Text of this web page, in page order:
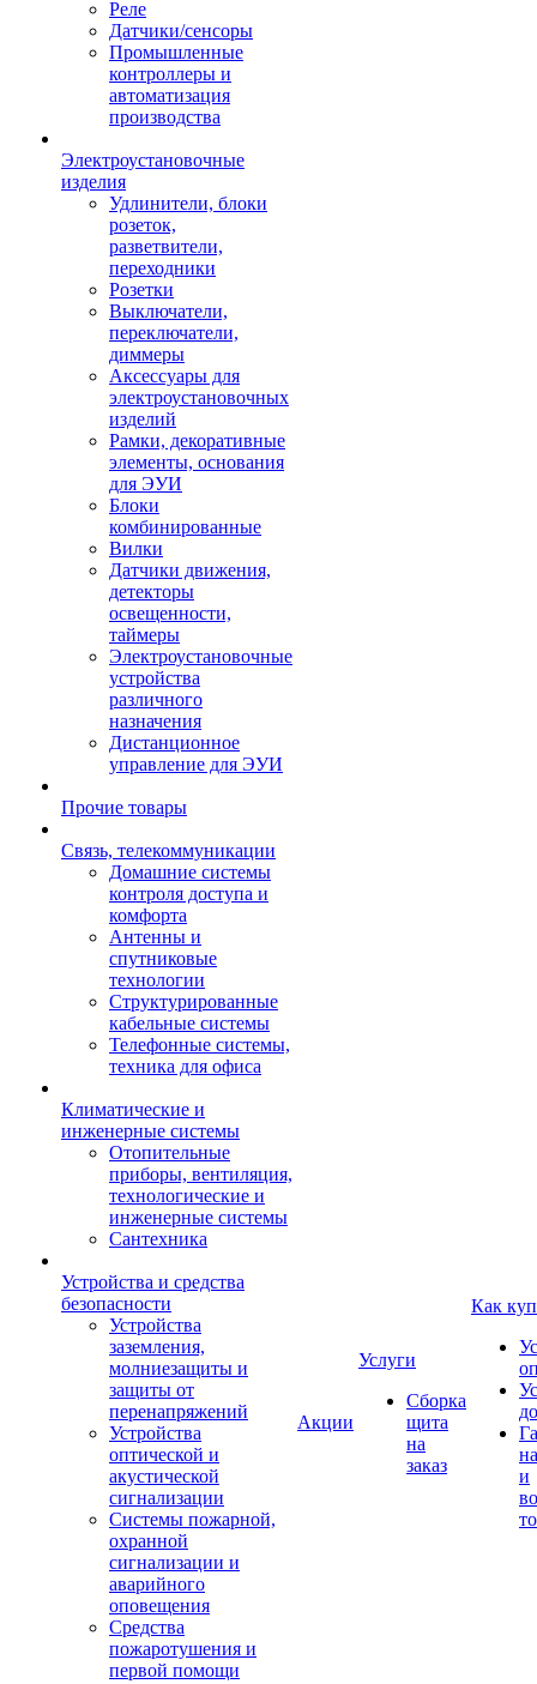
Реле
Датчики/сенсоры
Промышленные
контроллеры и
автоматизация
производства
Электроустановочные
изделия
Удлинители, блоки
розеток,
разветвители,
переходники
Розетки
Выключатели,
переключатели,
диммеры
Аксессуары для
электроустановочных
изделий
Рамки, декоративные
элементы, основания
для ЭУИ
Блоки
комбинированные
Вилки
Датчики движения,
детекторы
освещенности,
таймеры
Электроустановочные
устройства
различного
назначения
Дистанционное
управление для ЭУИ
Прочие товары
Связь, телекоммуникации
Домашние системы
контроля доступа и
комфорта
Антенны и
спутниковые
технологии
Структурированные
кабельные системы
Телефонные системы,
техника для офиса
Климатические и
инженерные системы
Отопительные
приборы, вентиляция,
технологические и
инженерные системы
Сантехника
Устройства и средства
безопасности
Устройства
заземления,
молниезащиты и
защиты от
перенапряжений
Устройства
оптической и
акустической
сигнализации
Системы пожарной,
охранной
сигнализации и
аварийного
оповещения
Средства
пожаротушения и
первой помощи
Акции
Услуги
Сборка
щита
на
заказ
Как
и